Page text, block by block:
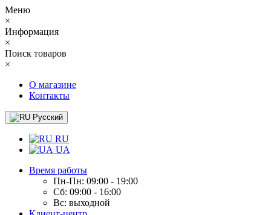
Меню
×
Информация
×
Поиск товаров
×
О магазине
Контакты
Русский
RU
UA
Время работы
Пн-Пн: 09:00 - 19:00
Сб: 09:00 - 16:00
Вс: выходной